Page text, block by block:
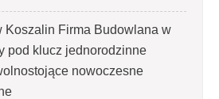
Koszalin Firma Budowlana w
pod klucz jednorodzinne
nowoczesne